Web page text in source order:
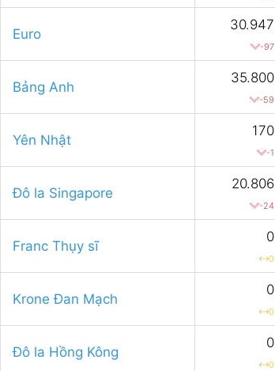
Euro
30.947
-97
Bảng Anh
35.800
-59
Yên Nhật
170
-1
Đô la Singapore
20.806
-24
Franc Thụy sĩ
0
0
Krone Đan Mạch
0
0
Đô la Hồng Kông
0
0